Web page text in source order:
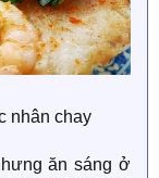
nhân chay
ăn sáng ở